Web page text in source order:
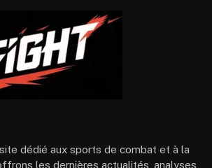
dédié aux sports de combat et à la
les dernières actualités, analyses